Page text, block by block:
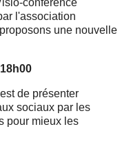
conférence
l'association
une nouvelle
de présenter
sociaux par les
pour mieux les